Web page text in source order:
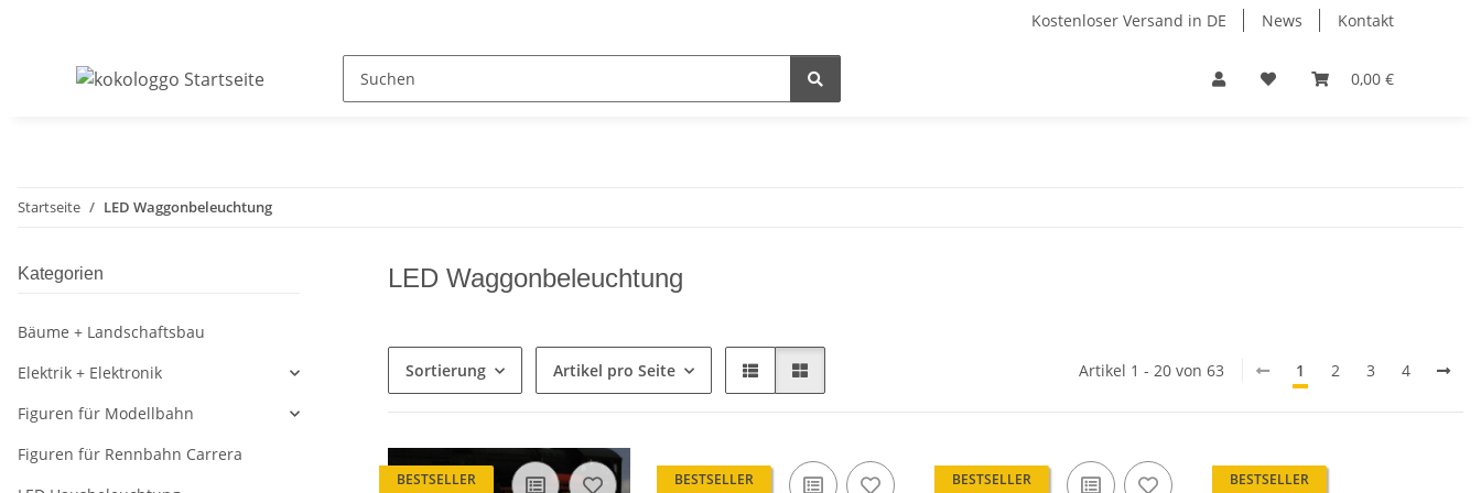
Kostenloser Versand in DE News Kontakt
0,00 €
Startseite LED Waggonbeleuchtung
LED Waggonbeleuchtung
Sortierung Artikel pro Seite Artikel 1 - 20 von 63 1 2 3 4
BESTSELLER BESTSELLER BESTSELLER BESTSELLER
Kategorien
Bäume + Landschaftsbau
Elektrik + Elektronik
Figuren für Modellbahn
Figuren für Rennbahn Carrera